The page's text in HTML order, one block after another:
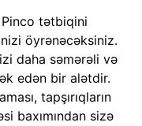
Pinco tətbiqini
öyrənəcəksiniz.
daha səmərəli və
edən bir alətdir.
tapşırıqların
baxımından sizə